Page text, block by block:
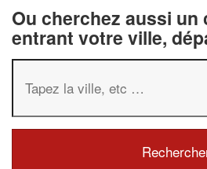
Ou cherchez aussi un
entrant votre ville,